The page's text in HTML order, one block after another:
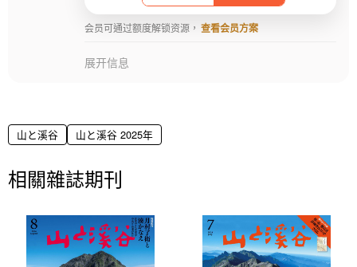
会员可通过额度解锁资源， 查看会员方案
展开信息
山と溪谷 山と溪谷 2025年
相關雜誌期刊